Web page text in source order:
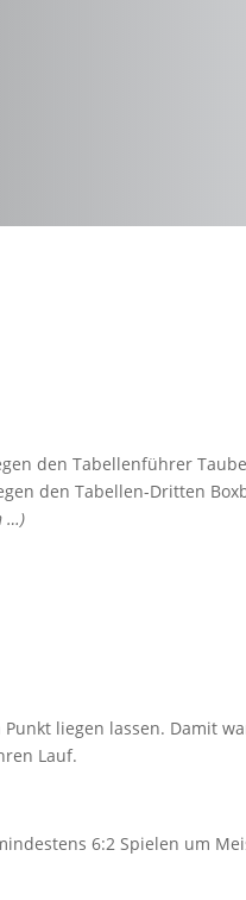
den Tabellenführer
den Tabellen-Dritten
…)
liegen lassen. Damit
Lauf.
6:2 Spielen um